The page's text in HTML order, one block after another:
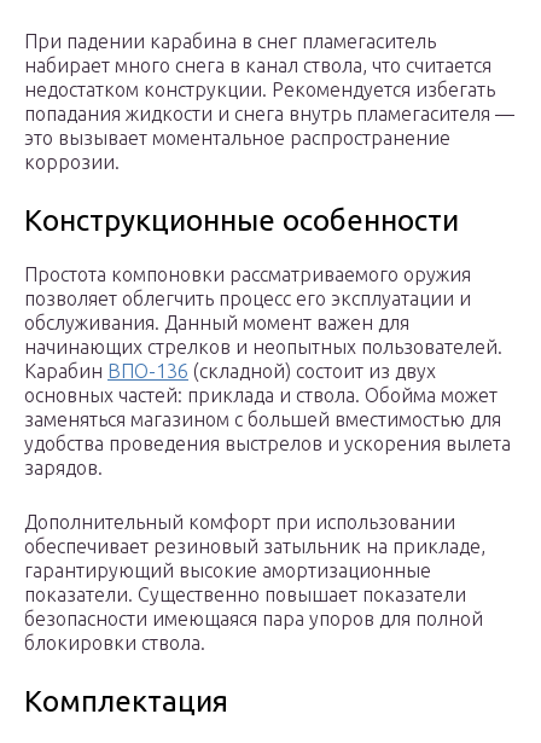
При падении карабина в снег пламегаситель
набирает много снега в канал ствола, что считается
недостатком конструкции. Рекомендуется избегать
попадания жидкости и снега внутрь пламегасителя —
это вызывает моментальное распространение
коррозии.
Конструкционные особенности
Простота компоновки рассматриваемого оружия
позволяет облегчить процесс его эксплуатации и
обслуживания. Данный момент важен для
начинающих стрелков и неопытных пользователей.
Карабин ВПО-136 (складной) состоит из двух
основных частей: приклада и ствола. Обойма может
заменяться магазином с большей вместимостью для
удобства проведения выстрелов и ускорения вылета
зарядов.
Дополнительный комфорт при использовании
обеспечивает резиновый затыльник на прикладе,
гарантирующий высокие амортизационные
показатели. Существенно повышает показатели
безопасности имеющаяся пара упоров для полной
блокировки ствола.
Комплектация